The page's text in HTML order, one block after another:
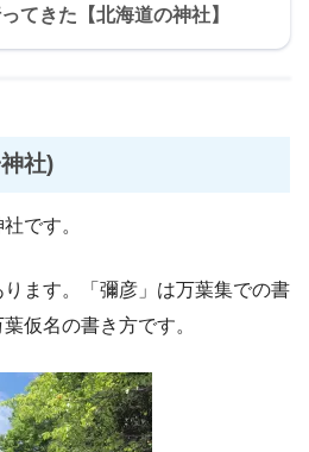
てきた【北海道の神社】
社)
です。
ます。「彌彦」は万葉集での書
仮名の書き方です。